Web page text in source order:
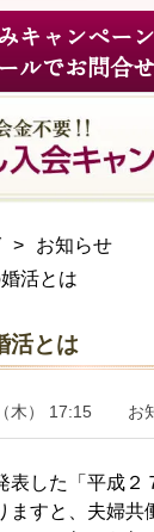
よくあるご質問
婚活好事例集
キャンペー
ルでお問合
お知らせ
活とは
活とは
木） 17:15 お
表した「平成２
ますと、夫婦共